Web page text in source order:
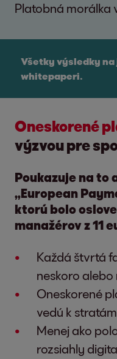
Platobná morálka
Všetky výsledky
whitepaperi.
Oneskorené
výzvou pre
Poukazuje na to
„European
ktorú bolo
manažérov z 11
Každá štvrtá
neskoro
Oneskorené
vedú k
Menej ako
rozsiahly